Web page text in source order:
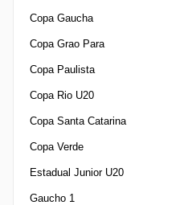
Copa Gaucha
Copa Grao Para
Copa Paulista
Copa Rio U20
Copa Santa Catarina
Copa Verde
Estadual Junior U20
Gaucho 1